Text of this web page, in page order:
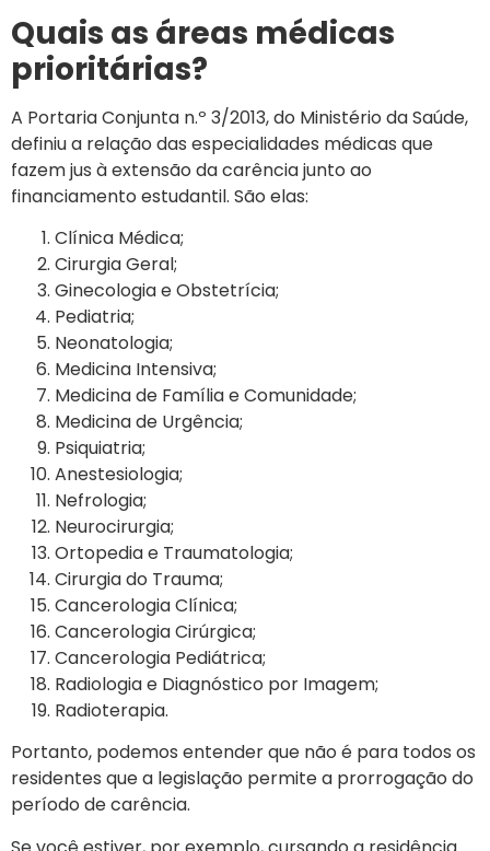
Quais as áreas médicas
prioritárias?
A Portaria Conjunta n.º 3/2013, do Ministério da Saúde,
definiu a relação das especialidades médicas que
fazem jus à extensão da carência junto ao
financiamento estudantil. São elas:
Clínica Médica;
Cirurgia Geral;
Ginecologia e Obstetrícia;
Pediatria;
Neonatologia;
Medicina Intensiva;
Medicina de Família e Comunidade;
Medicina de Urgência;
Psiquiatria;
Anestesiologia;
Nefrologia;
Neurocirurgia;
Ortopedia e Traumatologia;
Cirurgia do Trauma;
Cancerologia Clínica;
Cancerologia Cirúrgica;
Cancerologia Pediátrica;
Radiologia e Diagnóstico por Imagem;
Radioterapia.
Portanto, podemos entender que não é para todos os
residentes que a legislação permite a prorrogação do
período de carência.